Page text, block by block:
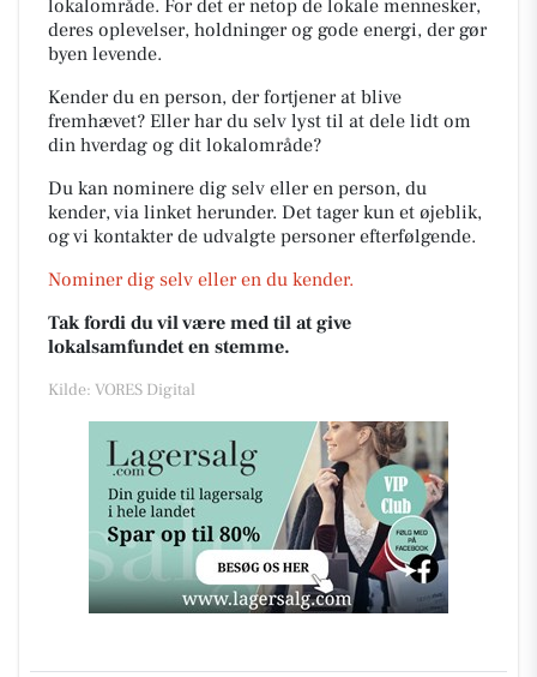
lokalområde. For det er netop de lokale mennesker,
deres oplevelser, holdninger og gode energi, der gør
byen levende.
Kender du en person, der fortjener at blive
fremhævet? Eller har du selv lyst til at dele lidt om
din hverdag og dit lokalområde?
Du kan nominere dig selv eller en person, du
kender, via linket herunder. Det tager kun et øjeblik,
og vi kontakter de udvalgte personer efterfølgende.
Nominer dig selv eller en du kender.
Tak fordi du vil være med til at give
lokalsamfundet en stemme.
Kilde: VORES Digital